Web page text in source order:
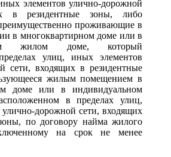
элементов улично-дорожной
в резидентные зоны, либо
проживающие в
в многоквартирном доме или в
жилом доме, который
улиц, иных элементов
сети, входящих в резидентные
жилым помещением в
доме или в индивидуальном
в пределах улиц,
дорожной сети, входящих
по договору найма жилого
на срок не менее